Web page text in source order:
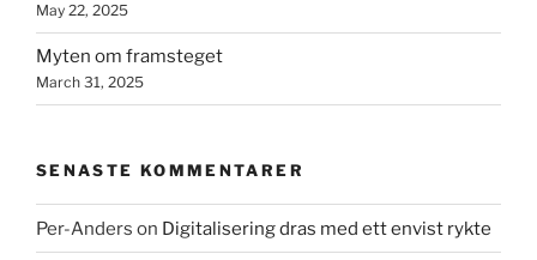
May 22, 2025
Myten om framsteget
March 31, 2025
SENASTE KOMMENTARER
Per-Anders on Digitalisering dras med ett envist rykte